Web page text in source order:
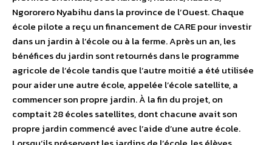
Ngororero Nyabihu dans la province de l’Ouest. Chaque
école pilote a reçu un financement de CARE pour investir
dans un jardin à l’école ou à la ferme. Après un an, les
bénéfices du jardin sont retournés dans le programme
agricole de l’école tandis que l’autre moitié a été utilisée
pour aider une autre école, appelée l’école satellite, a
commencer son propre jardin. À la fin du projet, on
comptait 28 écoles satellites, dont chacune avait son
propre jardin commencé avec l’aide d’une autre école.